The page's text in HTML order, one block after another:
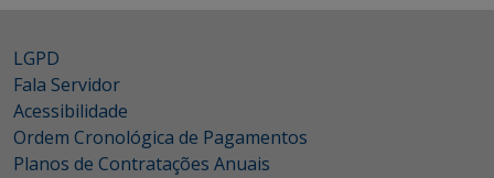
LGPD
Fala Servidor
Acessibilidade
Ordem Cronológica de Pagamentos
Planos de Contratações Anuais